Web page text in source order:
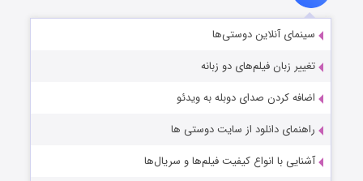
سینمای آنلاین دوستی‌ها
تغییر زبان فیلم‌های دو زبانه
اضافه کردن صدای دوبله به ویدئو
راهنمای دانلود از سایت دوستی ها
آشنایی با انواع کیفیت فیلم‌ها و سریال‌ها